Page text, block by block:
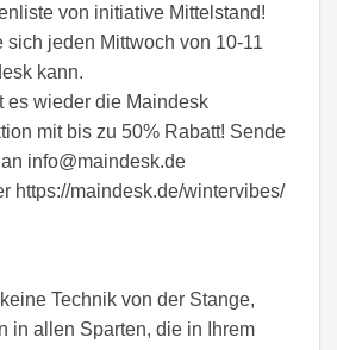
von initiative Mittelstand!
sich jeden Mittwoch von 10-11
kann.
es wieder die Maindesk
mit bis zu 50% Rabatt! Sende
info@maindesk.de
https://maindesk.de/wintervibes/
Technik von der Stange,
in allen Sparten, die in Ihrem